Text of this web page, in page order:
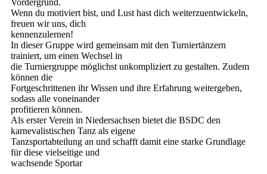
Wenn du motiviert bist, und Lust hast dich weiterzuentwickeln,
freuen wir uns, dich
kennenzulernen!
In dieser Gruppe wird gemeinsam mit den Turniertänzern
trainiert, um einen Wechsel in
die Turniergruppe möglichst unkompliziert zu gestalten. Zudem
können die
Fortgeschrittenen ihr Wissen und ihre Erfahrung weitergeben,
sodass alle voneinander
profitieren können.
Als erster Verein in Niedersachsen bietet die BSDC den
karnevalistischen Tanz als eigene
Tanzsportabteilung an und schafft damit eine starke Grundlage
für diese vielseitige und
wachsende Sportar